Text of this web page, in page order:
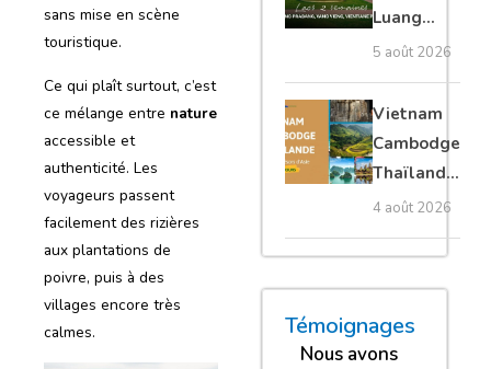
sans mise en scène
touristique.
Ce qui plaît surtout, c’est
ce mélange entre nature
accessible et
authenticité. Les
voyageurs passent
facilement des rizières
aux plantations de
poivre, puis à des
villages encore très
calmes.
Luang
Prabang,
Vang
Vieng,
Vientiane
privé
5 août 2026
Vietnam
Cambodge
Thaïlande
35 jours :
grands
trésors
d’Asie
4 août 2026
Témoignages
Nous avons
« Nous
« Nous sommes